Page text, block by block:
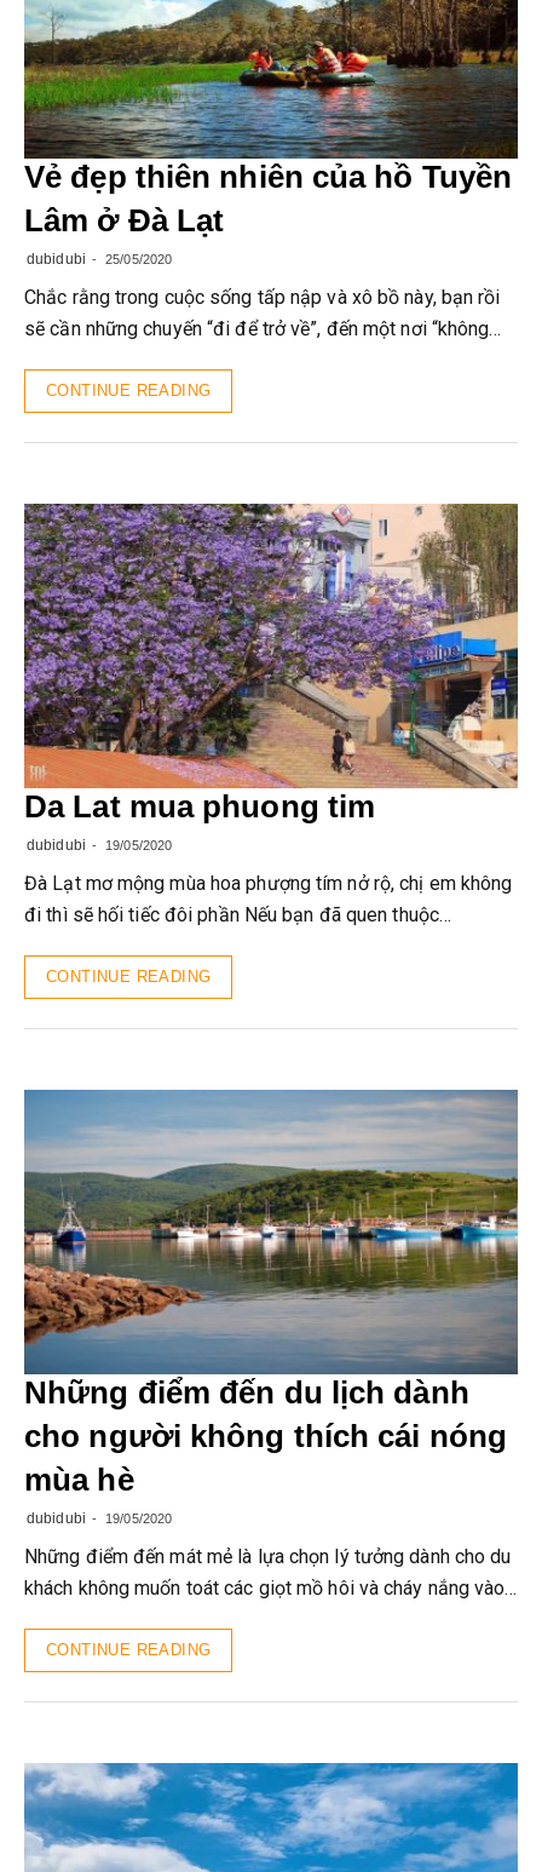
Vẻ đẹp thiên nhiên của hồ Tuyền
Lâm ở Đà Lạt
dubidubi 25/05/2020
Chắc rằng trong cuộc sống tấp nập và xô bồ này, bạn rồi
sẽ cần những chuyến “đi để trở về”, đến một nơi “không…
CONTINUE READING
Da Lat mua phuong tim
dubidubi 19/05/2020
Đà Lạt mơ mộng mùa hoa phượng tím nở rộ, chị em không
đi thì sẽ hối tiếc đôi phần Nếu bạn đã quen thuộc…
CONTINUE READING
Những điểm đến du lịch dành
cho người không thích cái nóng
mùa hè
dubidubi 19/05/2020
Những điểm đến mát mẻ là lựa chọn lý tưởng dành cho du
khách không muốn toát các giọt mồ hôi và cháy nắng vào…
CONTINUE READING